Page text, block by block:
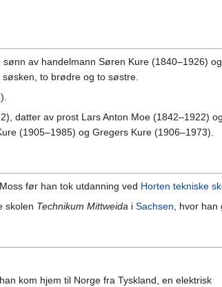
av handelmann Søren Kure (1840–1926)
søsken, to brødre og to søstre.
datter av prost Lars Anton Moe (1842–1922)
(1905–1985) og Gregers Kure (1906–1973).
før han tok utdanning ved Horten tekniske
skolen Technikum Mittweida i Sachsen, hvor han
kom hjem til Norge fra Tyskland, en elektrisk